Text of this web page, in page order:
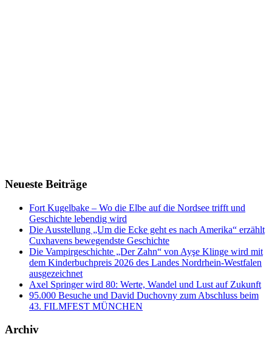
Neueste Beiträge
Fort Kugelbake – Wo die Elbe auf die Nordsee trifft und
Geschichte lebendig wird
Die Ausstellung „Um die Ecke geht es nach Amerika“ erzählt
Cuxhavens bewegendste Geschichte
Die Vampirgeschichte „Der Zahn“ von Ayşe Klinge wird mit
dem Kinderbuchpreis 2026 des Landes Nordrhein-Westfalen
ausgezeichnet
Axel Springer wird 80: Werte, Wandel und Lust auf Zukunft
95.000 Besuche und David Duchovny zum Abschluss beim
43. FILMFEST MÜNCHEN
Archiv